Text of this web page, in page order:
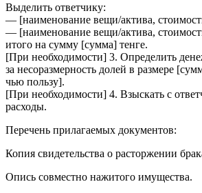
Выделить ответчику:
— [наименование вещи/актива,
— [наименование вещи/актива,
итого на сумму [сумма] тенге.
[При необходимости] 3. Определить
за несоразмерность долей в размере
чью пользу].
[При необходимости] 4. Взыскать с
расходы.
Перечень прилагаемых документов:
Копия свидетельства о расторжении
Опись совместно нажитого имущества.